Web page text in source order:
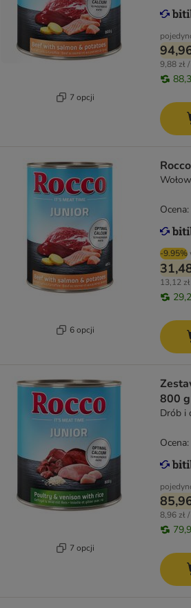
7 opcji
9,88 zł
6 opcji
-9.95%
13,12
7 opcji
800 g
Drób i
8,96 zł